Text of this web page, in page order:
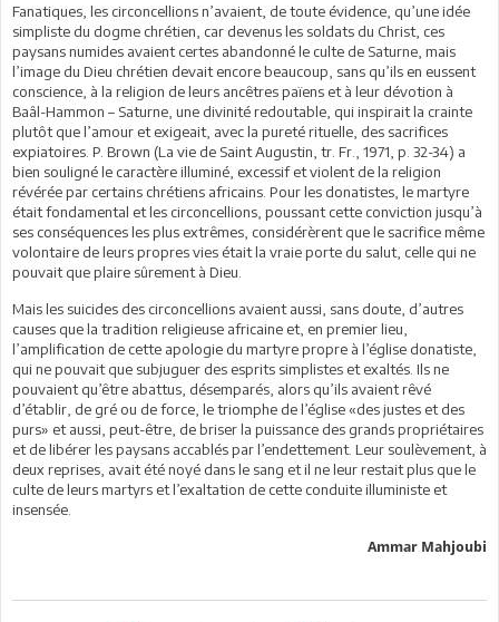
Fanatiques, les circoncellions n’avaient, de toute évidence, qu’une idée
simpliste du dogme chrétien, car devenus les soldats du Christ, ces
paysans numides avaient certes abandonné le culte de Saturne, mais
l’image du Dieu chrétien devait encore beaucoup, sans qu’ils en eussent
conscience, à la religion de leurs ancêtres païens et à leur dévotion à
Baâl-Hammon – Saturne, une divinité redoutable, qui inspirait la crainte
plutôt que l’amour et exigeait, avec la pureté rituelle, des sacrifices
expiatoires. P. Brown (La vie de Saint Augustin, tr. Fr., 1971, p. 32-34) a
bien souligné le caractère illuminé, excessif et violent de la religion
révérée par certains chrétiens africains. Pour les donatistes, le martyre
était fondamental et les circoncellions, poussant cette conviction jusqu’à
ses conséquences les plus extrêmes, considérèrent que le sacrifice même
volontaire de leurs propres vies était la vraie porte du salut, celle qui ne
pouvait que plaire sûrement à Dieu.
Mais les suicides des circoncellions avaient aussi, sans doute, d’autres
causes que la tradition religieuse africaine et, en premier lieu,
l’amplification de cette apologie du martyre propre à l’église donatiste,
qui ne pouvait que subjuguer des esprits simplistes et exaltés. Ils ne
pouvaient qu’être abattus, désemparés, alors qu’ils avaient rêvé
d’établir, de gré ou de force, le triomphe de l’église «des justes et des
purs» et aussi, peut-être, de briser la puissance des grands propriétaires
et de libérer les paysans accablés par l’endettement. Leur soulèvement, à
deux reprises, avait été noyé dans le sang et il ne leur restait plus que le
culte de leurs martyrs et l’exaltation de cette conduite illuministe et
insensée.
Ammar Mahjoubi